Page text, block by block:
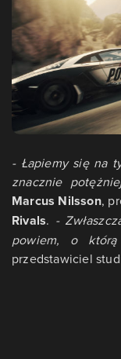
- Łapiemy się na
znacznie
Marcus Nilsson,
Rivals. -
powiem, o
przedstawiciel